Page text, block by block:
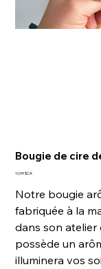
Bougie de cire
Prix
10,99 $CA
Notre bougie
fabriquée à la
dans son atelier
possède un
illuminera vos